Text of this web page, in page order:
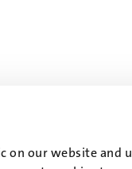
on our website and